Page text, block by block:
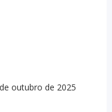
outubro de 2025